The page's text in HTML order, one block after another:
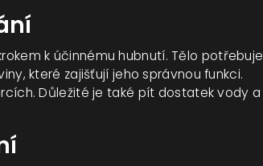
k účinnému hubnutí. Tělo potřebuje
které zajišťují jeho správnou funkci.
Důležité je také pít dostatek vody a